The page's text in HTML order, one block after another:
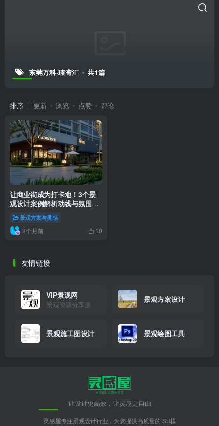
东莞万科·瑧湾汇 共1篇
排序 更新 浏览 点赞 评论
让商业街成为打卡地！3个景
观设计案例解析动线与氛围营
造
景观方案与灵感
8个月前 10
友情链接
VIP景观网
景观资源分享源
景观方案设计
景观施工图设计 景观绘图工具
让设计更高效，让灵感更自由
灵感屋专注景观设计行业，为您提供高质量的 SU模